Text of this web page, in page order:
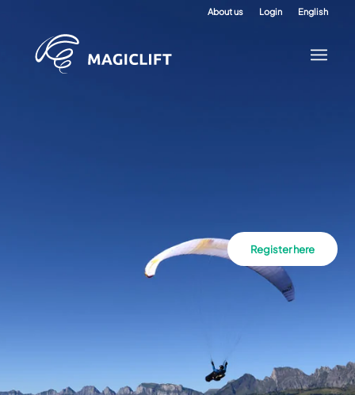
About us Login English
Register here